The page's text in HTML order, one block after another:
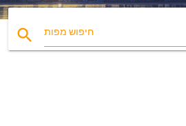
search חיפוש מפות